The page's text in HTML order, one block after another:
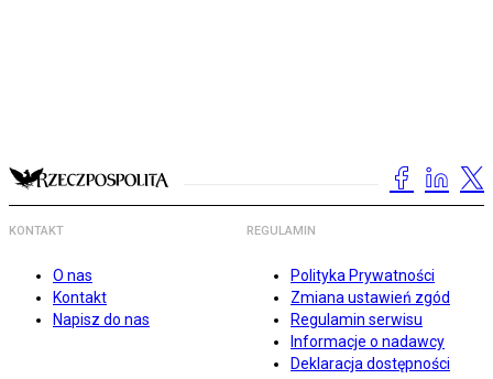
KONTAKT
O nas
Kontakt
Napisz do nas
REGULAMIN
Polityka Prywatności
Zmiana ustawień zgód
Regulamin serwisu
Informacje o nadawcy
Deklaracja dostępności